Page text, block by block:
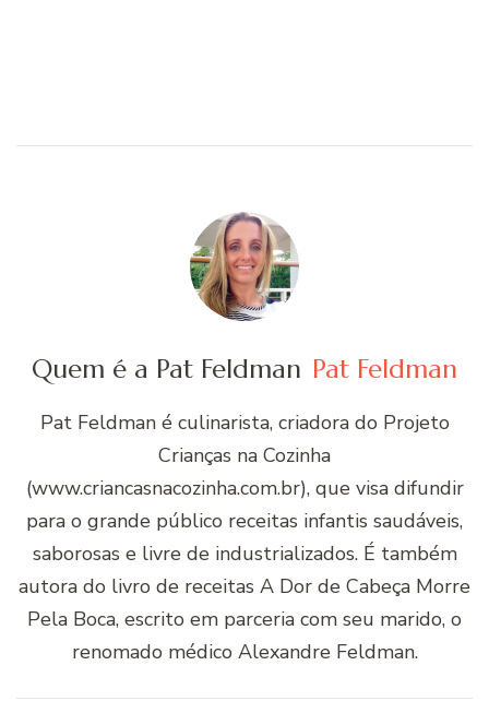
Quem é a Pat Feldman Pat Feldman
Pat Feldman é culinarista, criadora do Projeto
Crianças na Cozinha
(www.criancasnacozinha.com.br), que visa difundir
para o grande público receitas infantis saudáveis,
saborosas e livre de industrializados. É também
autora do livro de receitas A Dor de Cabeça Morre
Pela Boca, escrito em parceria com seu marido, o
renomado médico Alexandre Feldman.